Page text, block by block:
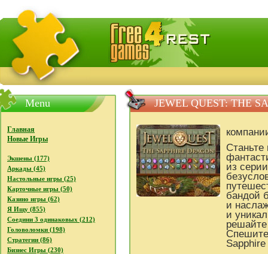
FreeGames4Rrest - Бесплатно скачать игры,
Menu
Главная
Новые Игры
Экшены (177)
Аркады (45)
Настольные игры (25)
Карточные игры (50)
Казино игры (62)
Я Ищу (855)
Соедини 3 одинаковых (212)
Головоломки (198)
Стратегии (86)
Бизнес Игры (230)
JEWEL QUEST: THE
из
бандой
и
и